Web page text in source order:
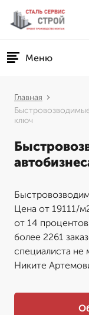
Меню
Главная
ключ
Цена от 19111/
от 14
более 2261
специалиста не
Никите